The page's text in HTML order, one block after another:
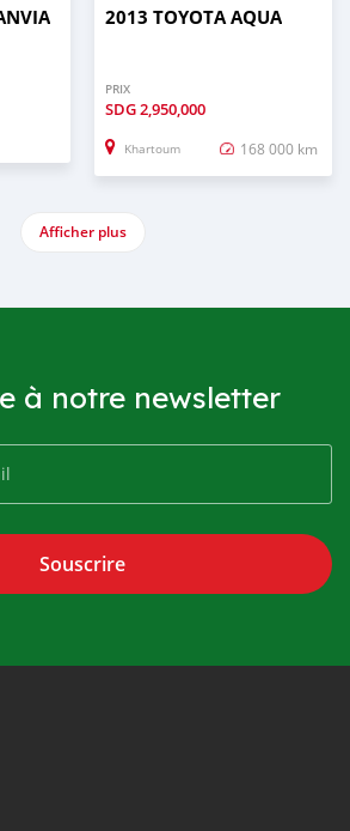
2013 TOYOTA AQUA
PRIX
SDG2,950,000
Khartoum 168 000 km
Afficher plus
à notre newsletter
Souscrire